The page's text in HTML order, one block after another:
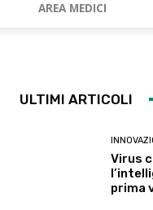
AREA MEDICI
ULTIMI ARTICOLI
Virus
prima